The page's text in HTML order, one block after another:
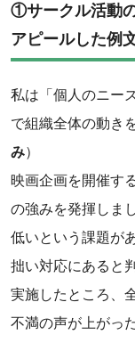
①サークル活動
アピールした例
私は「個人のニー
で組織全体の動き
み）
映画企画を開催す
の強みを発揮しま
低いという課題が
拙い対応にあると
実施したところ、
不満の声が上がっ